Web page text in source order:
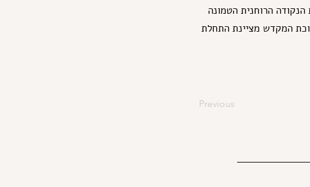
הרוחנית הטמונה
המקדש מציינת התחלת
Previous